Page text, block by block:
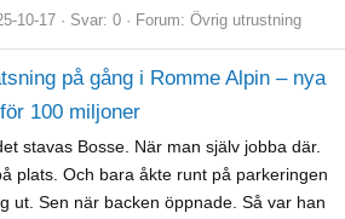
10-17 Svar: 0 Forum: Övrig utrustning
på gång i Romme Alpin – nya
100 miljoner
stavas Bosse. När man själv jobba där.
plats. Och bara åkte runt på parkeringen
ut. Sen när backen öppnade. Så var han